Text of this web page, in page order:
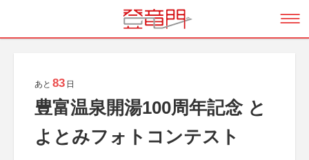
あと 83 日
豊富温泉開湯100周年記念 と
よとみフォトコンテスト